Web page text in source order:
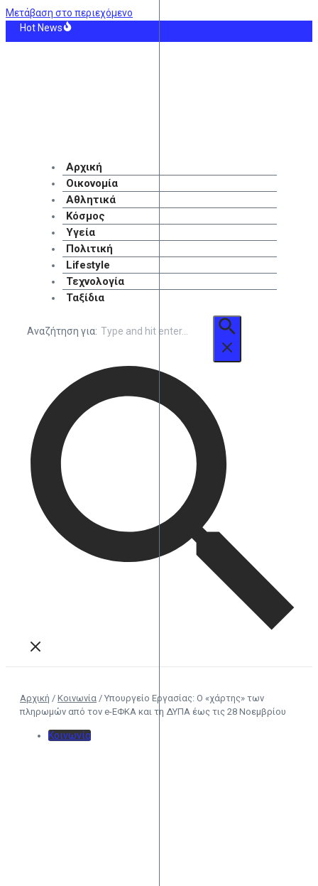
Μετάβαση στο περιεχόμενο
Hot News
Αρχική
Οικονομία
Αθλητικά
Κόσμος
Υγεία
Πολιτική
Lifestyle
Τεχνολογία
Ταξίδια
Αναζήτηση για:
Αρχική / Κοινωνία / Υπουργείο Εργασίας: Ο «χάρτης» των
πληρωμών από τον e-ΕΦΚΑ και τη ΔΥΠΑ έως τις 28 Νοεμβρίου
Κοινωνία